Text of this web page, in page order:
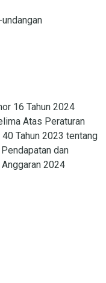
16 Tahun 2024
Atas Peraturan
Tahun 2023 tentang
dan
Anggaran 2024